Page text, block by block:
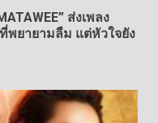
ส่งเพลง
พยายามลืม แต่หัวใจยัง